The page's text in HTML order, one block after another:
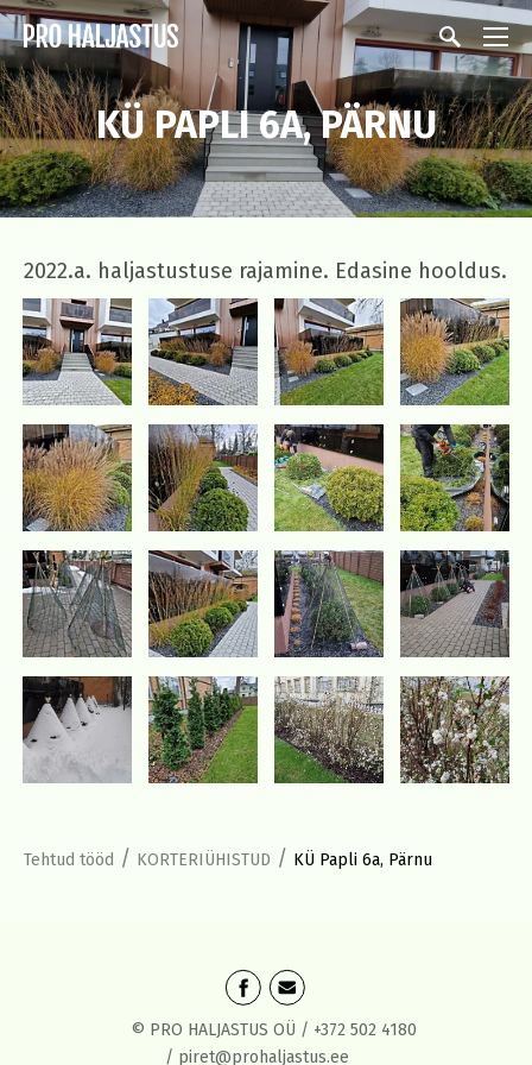
KÜ PAPLI 6A, PÄRNU
2022.a. haljastustuse rajamine. Edasine hooldus.
Tehtud tööd / KORTERIÜHISTUD / KÜ Papli 6a, Pärnu
© PRO HALJASTUS OÜ / +372 502 4180
/ piret@prohaljastus.ee